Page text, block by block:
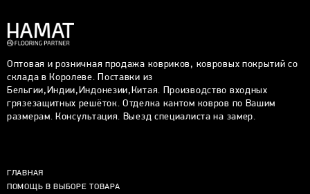
Оптовая и розничная продажа ковриков, ковровых покрытий со
склада в Королеве. Поставки из
Бельгии,Индии,Индонезии,Китая. Производство входных
грязезащитных решёток. Отделка кантом ковров по Вашим
размерам. Консультация. Выезд специалиста на замер.
ГЛАВНАЯ
ПОМОЩЬ В ВЫБОРЕ ТОВАРА